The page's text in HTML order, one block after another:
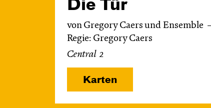
Die Tür
von Gregory Caers und Ensemble
Regie: Gregory Caers
Central 2
Karten